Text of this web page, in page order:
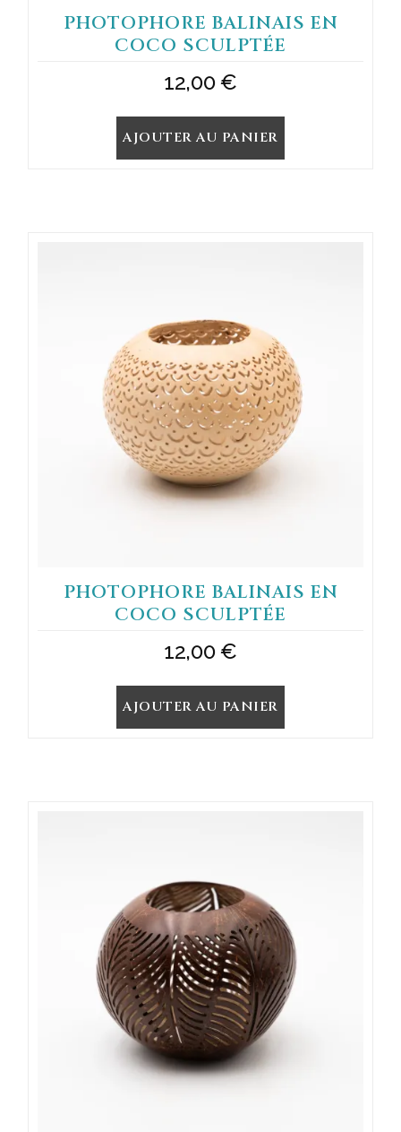
PHOTOPHORE BALINAIS EN
COCO SCULPTÉE
12,00€
AJOUTER AU PANIER
PHOTOPHORE BALINAIS EN
COCO SCULPTÉE
12,00€
AJOUTER AU PANIER